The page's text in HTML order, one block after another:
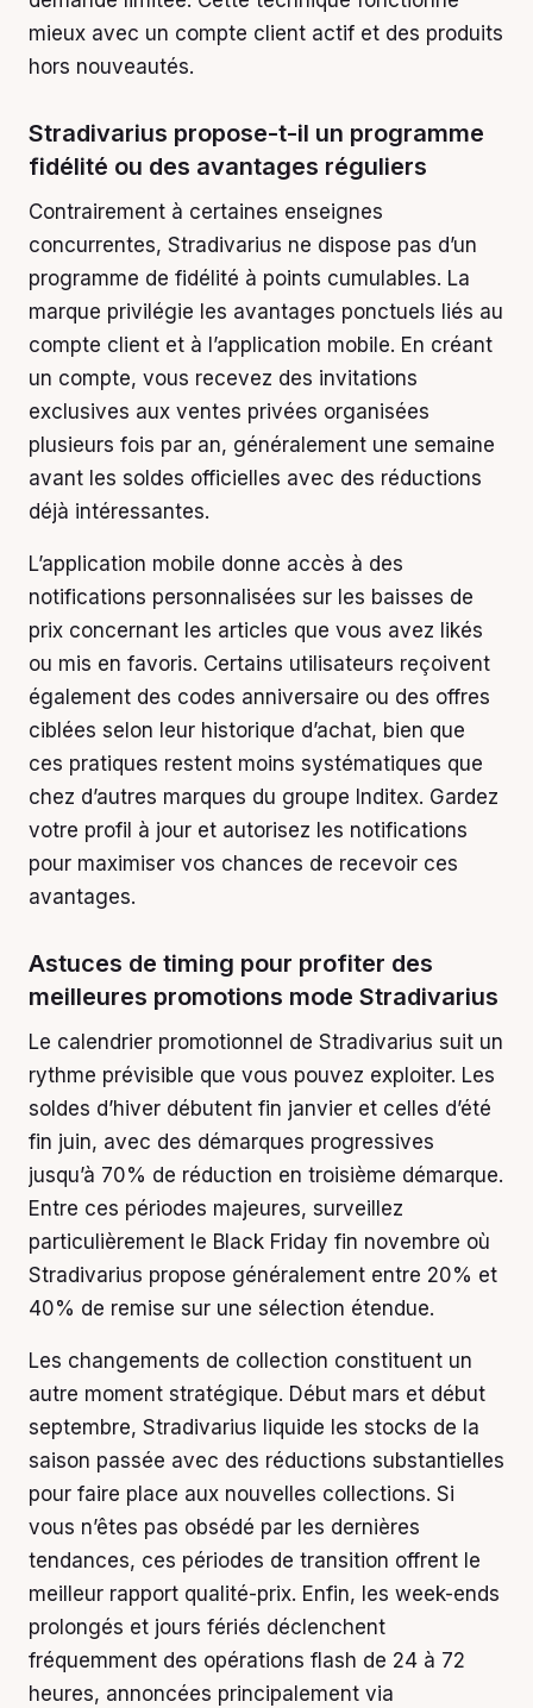
mieux avec un compte client actif et des produits
hors nouveautés.
Stradivarius propose-t-il un programme
fidélité ou des avantages réguliers
Contrairement à certaines enseignes
concurrentes, Stradivarius ne dispose pas d’un
programme de fidélité à points cumulables. La
marque privilégie les avantages ponctuels liés au
compte client et à l’application mobile. En créant
un compte, vous recevez des invitations
exclusives aux ventes privées organisées
plusieurs fois par an, généralement une semaine
avant les soldes officielles avec des réductions
déjà intéressantes.
L’application mobile donne accès à des
notifications personnalisées sur les baisses de
prix concernant les articles que vous avez likés
ou mis en favoris. Certains utilisateurs reçoivent
également des codes anniversaire ou des offres
ciblées selon leur historique d’achat, bien que
ces pratiques restent moins systématiques que
chez d’autres marques du groupe Inditex. Gardez
votre profil à jour et autorisez les notifications
pour maximiser vos chances de recevoir ces
avantages.
Astuces de timing pour profiter des
meilleures promotions mode Stradivarius
Le calendrier promotionnel de Stradivarius suit un
rythme prévisible que vous pouvez exploiter. Les
soldes d’hiver débutent fin janvier et celles d’été
fin juin, avec des démarques progressives
jusqu’à 70% de réduction en troisième démarque.
Entre ces périodes majeures, surveillez
particulièrement le Black Friday fin novembre où
Stradivarius propose généralement entre 20% et
40% de remise sur une sélection étendue.
Les changements de collection constituent un
autre moment stratégique. Début mars et début
septembre, Stradivarius liquide les stocks de la
saison passée avec des réductions substantielles
pour faire place aux nouvelles collections. Si
vous n’êtes pas obsédé par les dernières
tendances, ces périodes de transition offrent le
meilleur rapport qualité-prix. Enfin, les week-ends
prolongés et jours fériés déclenchent
fréquemment des opérations flash de 24 à 72
heures, annoncées principalement via